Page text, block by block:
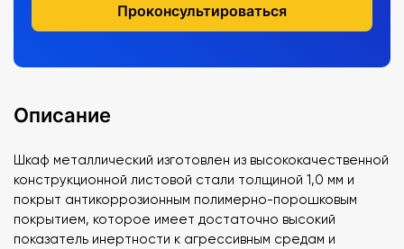
Проконсультироваться
Описание
Шкаф металлический изготовлен из высококачественной
конструкционной листовой стали толщиной 1,0 мм и
покрыт антикоррозионным полимерно-порошковым
покрытием, которое имеет достаточно высокий
показатель инертности к агрессивным средам и